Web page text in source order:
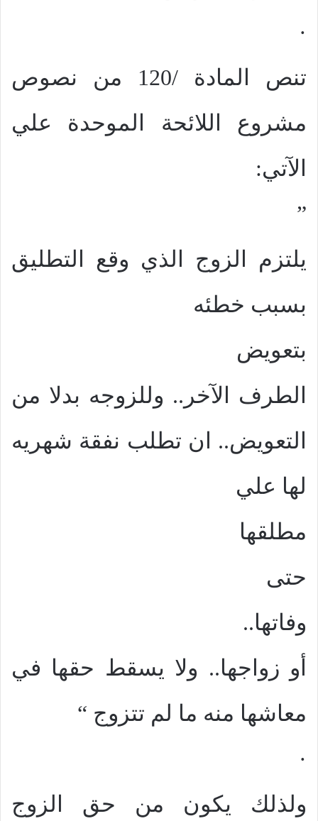
·
تنص المادة /120 من نصوص
مشروع اللائحة الموحدة علي
الآتي:
”
يلتزم الزوج الذي وقع التطليق
بسبب خطئه
بتعويض
الطرف الآخر.. وللزوجه بدلا من
التعويض.. ان تطلب نفقة شهريه
لها علي
مطلقها
حتى
وفاتها..
أو زواجها.. ولا يسقط حقها في
معاشها منه ما لم تتزوج “
·
ولذلك يكون من حق الزوج